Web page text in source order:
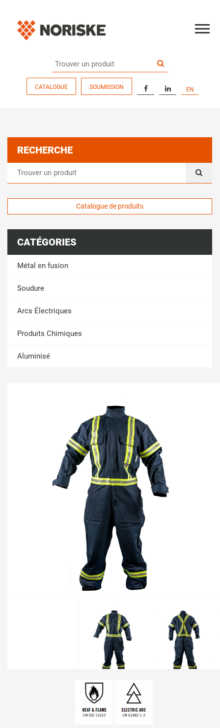
CATALOGUE SOUMISSION EN
RECHERCHE
Catalogue de produits
CATÉGORIES
Métal en fusion
Soudure
Arcs Électriques
Produits Chimiques
Aluminisé